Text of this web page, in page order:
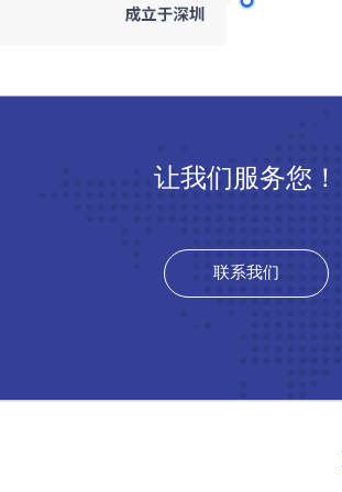
让我们服务您！
联系我们